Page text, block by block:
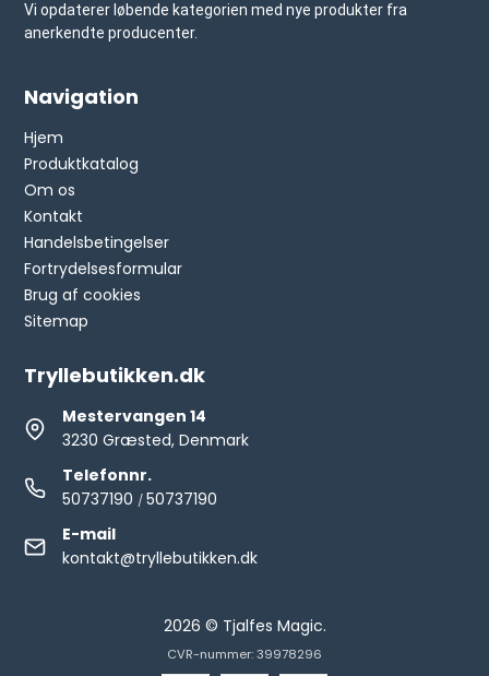
Vi opdaterer løbende kategorien med nye produkter fra
anerkendte producenter.
Navigation
Hjem
Produktkatalog
Om os
Kontakt
Handelsbetingelser
Fortrydelsesformular
Brug af cookies
Sitemap
Tryllebutikken.dk
Mestervangen 14
3230 Græsted, Denmark
Telefonnr.
50737190 /50737190
E-mail
kontakt@tryllebutikken.dk
2026 © Tjalfes Magic.
CVR-nummer: 39978296